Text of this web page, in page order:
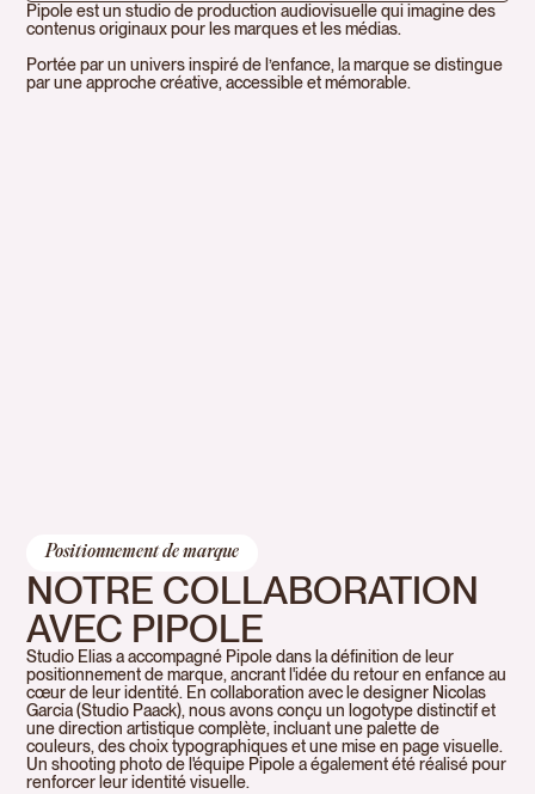
Pipole est un studio de production audiovisuelle qui imagine des
contenus originaux pour les marques et les médias.
Portée par un univers inspiré de l’enfance, la marque se distingue
par une approche créative, accessible et mémorable.
Positionnement de marque
NOTRE COLLABORATION
AVEC PIPOLE
Studio Elias a accompagné Pipole dans la définition de leur
positionnement de marque, ancrant l'idée du retour en enfance au
cœur de leur identité. En collaboration avec le designer Nicolas
Garcia (Studio Paack), nous avons conçu un logotype distinctif et
une direction artistique complète, incluant une palette de
couleurs, des choix typographiques et une mise en page visuelle.
Un shooting photo de l'équipe Pipole a également été réalisé pour
renforcer leur identité visuelle.